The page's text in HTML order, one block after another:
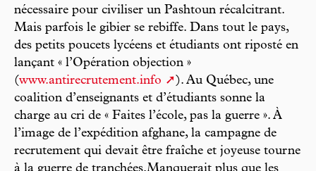
nécessaire pour civiliser un Pashtoun récalcitrant.
Mais parfois le gibier se rebiffe. Dans tout le pays,
des petits poucets lycéens et étudiants ont riposté en
lançant « l’Opération objection »
(www.antirecrutement.info
). Au Québec, une
coalition d’enseignants et d’étudiants sonne la
charge au cri de « Faites l’école, pas la guerre ». À
l’image de l’expédition afghane, la campagne de
recrutement qui devait être fraîche et joyeuse tourne